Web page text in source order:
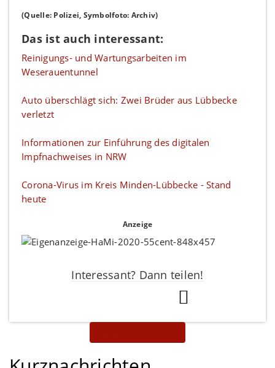
(Quelle: Polizei, Symbolfoto: Archiv)
Das ist auch interessant:
Reinigungs- und Wartungsarbeiten im
Weserauentunnel
Auto überschlägt sich: Zwei Brüder aus Lübbecke
verletzt
Informationen zur Einführung des digitalen
Impfnachweises in NRW
Corona-Virus im Kreis Minden-Lübbecke - Stand
heute
Anzeige
Interessant? Dann teilen!